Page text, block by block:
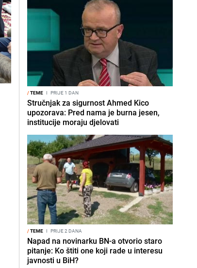
/TEME I PRIJE 1 DAN
Stručnjak za sigurnost Ahmed Kico
upozorava: Pred nama je burna jesen,
institucije moraju djelovati
/TEME I PRIJE 2 DANA
Napad na novinarku BN-a otvorio staro
pitanje: Ko štiti one koji rade u interesu
javnosti u BiH?